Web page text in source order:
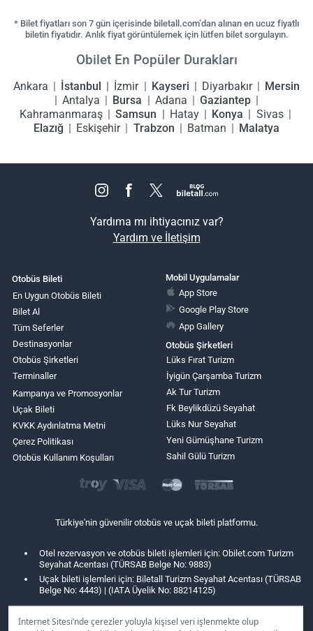
İnternet Sitesi’nde çerezler yoluyla kişisel veri işlenmekte olup
* Bilet fiyatları son 7 gün içerisinde biletall.com’dan alınan en ucuz fiyatlı
biletin fiyatıdır. Anlık fiyat görüntülemek için lütfen bilet sorgulayın.
Obilet En Popüler Durakları
Ankara İstanbul İzmir Kayseri Diyarbakır
Mersin
Antalya
Bursa Adana
Gaziantep
Kahramanmaraş
Samsun Hatay Konya
Sivas
Elazığ
Eskişehir Trabzon Batman Malatya
Yardıma mı ihtiyacınız var?
Yardım ve İletişim
Otobüs Bileti
En Uygun Otobüs Bileti
Bilet Al
Tüm Seferler
Destinasyonlar
Otobüs Şirketleri
Terminaller
Kampanya ve Promosyonlar
Uçak Bileti
KVKK Aydınlatma Metni
Çerez Politikası
Otobüs Kullanım Koşulları
Mobil Uygulamalar
App Store
Google Play Store
App Gallery
Otobüs Şirketleri
Lüks Fırat Turizm
İyigün Çarşamba Turizm
Ak Tur Turizm
Fk Beylikdüzü Seyahat
Lüks Nur Seyahat
Yeni Gümüşhane Turizm
Sahil Gülü Turizm
Türkiye'nin güvenilir otobüs ve uçak bileti platformu.
Otel rezervasyon ve otobüs bileti işlemleri için: Obilet.com Turizm
Seyahat Acentası (TÜRSAB Belge No: 9883)
Uçak bileti işlemleri için: Biletall Turizm Seyahat Acentası (TÜRSAB
Belge No: 4443) | (IATA Üyelik No: 88214125)